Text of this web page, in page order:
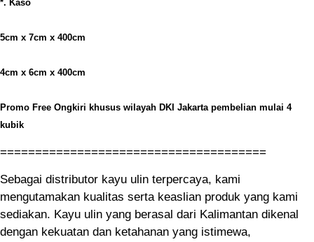
*. Kaso
5cm x 7cm x 400cm
4cm x 6cm x 400cm
Promo Free Ongkiri khusus wilayah DKI Jakarta pembelian mulai 4
kubik
======================================
Sebagai distributor kayu ulin terpercaya, kami
mengutamakan kualitas serta keaslian produk yang kami
sediakan. Kayu ulin yang berasal dari Kalimantan dikenal
dengan kekuatan dan ketahanan yang istimewa,